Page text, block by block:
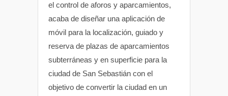
el control de aforos y aparcamientos,
acaba de diseñar una aplicación de
móvil para la localización, guiado y
reserva de plazas de aparcamientos
subterráneas y en superficie para la
ciudad de San Sebastián con el
objetivo de convertir la ciudad en un